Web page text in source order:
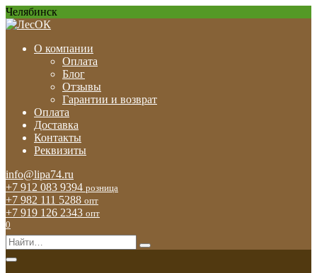
Перейти
к
Челябинск
О компании
Оплата
Блог
Отзывы
Гарантии и возврат
Оплата
Доставка
Контакты
Реквизиты
info@lipa74.ru
+7 912 083 9394 розница
+7 982 111 5288 опт
+7 919 126 2343 опт
0
Search
for: